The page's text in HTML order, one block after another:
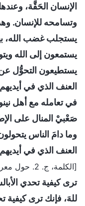
الإنسان الحَقَّة،
وتسامحه للإنسان.
يستجلب غضب الله،
يستمعون إلى الله
يستطيعون التحوُّل
العنف الذي في
في تعامله مع أهل
صَعْبيْ المنال على
وما دامَ الناس
العنف الذي في
[الكلمة، ج. 2. حول معرفة الله. الله ذاته، الفريد (2)]
ترى كيفية تحدي
للهَ، فإنك ترى كيفية